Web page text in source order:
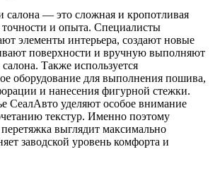
салона — это сложная и кропотливая
точности и опыта. Специалисты
элементы интерьера, создают новые
поверхности и вручную выполняют
Также используется
оборудование для выполнения пошива,
и нанесения фигурной стежки.
СеалАвто уделяют особое внимание
текстур. Именно поэтому
выглядит максимально
заводской уровень комфорта и